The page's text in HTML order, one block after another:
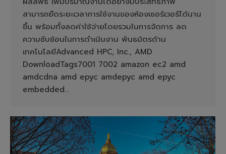
สามารถยืดระยะเวลาการใช้งานของห้องเซอร์เวอร์ได้นาน
ขึ้น พร้อมทั้งลดค่าใช้จ่ายโดยรวมในการจัดการ ลด
ความซับซ้อนในการดำเนินงาน พันธมิตรด้าน
เทคโนโลยีAdvanced HPC, Inc., AMD
DownloadTags7001 7002 amazon ec2 amd
amdcdna amd epyc amdepyc amd epyc
embedded…